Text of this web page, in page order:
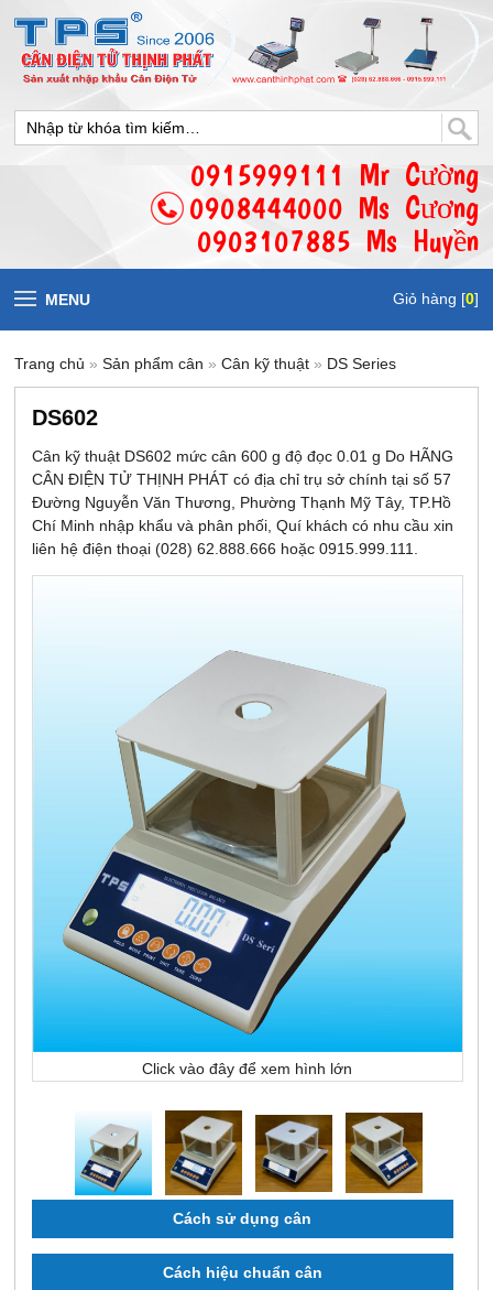
0915999111 Mr Cường
0908444000 Ms Cương
0903107885 Ms Huyền
MENU Giỏ hàng [0]
Trang chủ »Sản phẩm cân »Cân kỹ thuật » DS Series
DS602
Cân kỹ thuật DS602 mức cân 600 g độ đọc 0.01 g Do HÃNG
CÂN ĐIỆN TỬ THỊNH PHÁT có địa chỉ trụ sở chính tại số 57
Đường Nguyễn Văn Thương, Phường Thạnh Mỹ Tây, TP.Hồ
Chí Minh nhập khẩu và phân phối, Quí khách có nhu cầu xin
liên hệ điện thoại (028) 62.888.666 hoặc 0915.999.111.
Click vào đây để xem hình lớn
Cách sử dụng cân
Cách hiệu chuẩn cân